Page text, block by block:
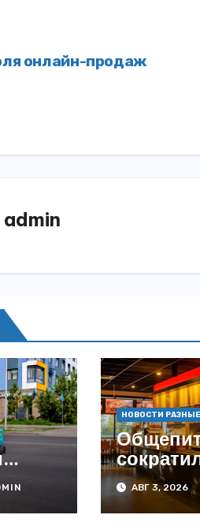
онлайн-продаж
admin
НОВОСТИ РАЗНЫЕ
3,4% с
года —
АВГ 3, 2026